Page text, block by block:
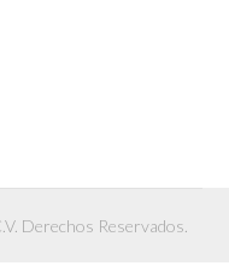
Derechos Reservados.